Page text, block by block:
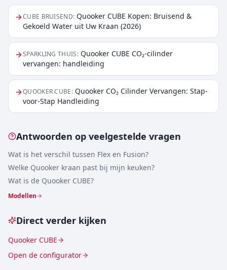
CUBE BRUISEND: Quooker CUBE Kopen: Bruisend &
Gekoeld Water uit Uw Kraan (2026)
SPARKLING THUIS: Quooker CUBE CO₂-cilinder
vervangen: handleiding
QUOOKER CUBE: Quooker CO₂ Cilinder Vervangen: Stap-
voor-Stap Handleiding
Antwoorden op veelgestelde vragen
Wat is het verschil tussen Flex en Fusion?
Welke Quooker kraan past bij mijn keuken?
Wat is de Quooker CUBE?
Modellen
Direct verder kijken
Quooker CUBE
Open de configurator